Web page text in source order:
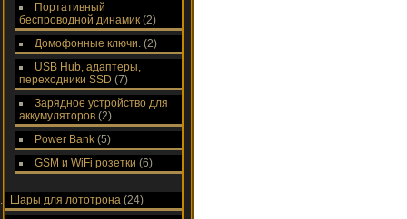
Портативный
беспроводной динамик (2)
Домофонные ключи. (2)
USB Hub, адаптеры,
переходники SSD (7)
Зарядное устройство для
аккумуляторов (2)
Power Bank (5)
GSM и WiFi розетки (6)
Шары для лототрона (24)